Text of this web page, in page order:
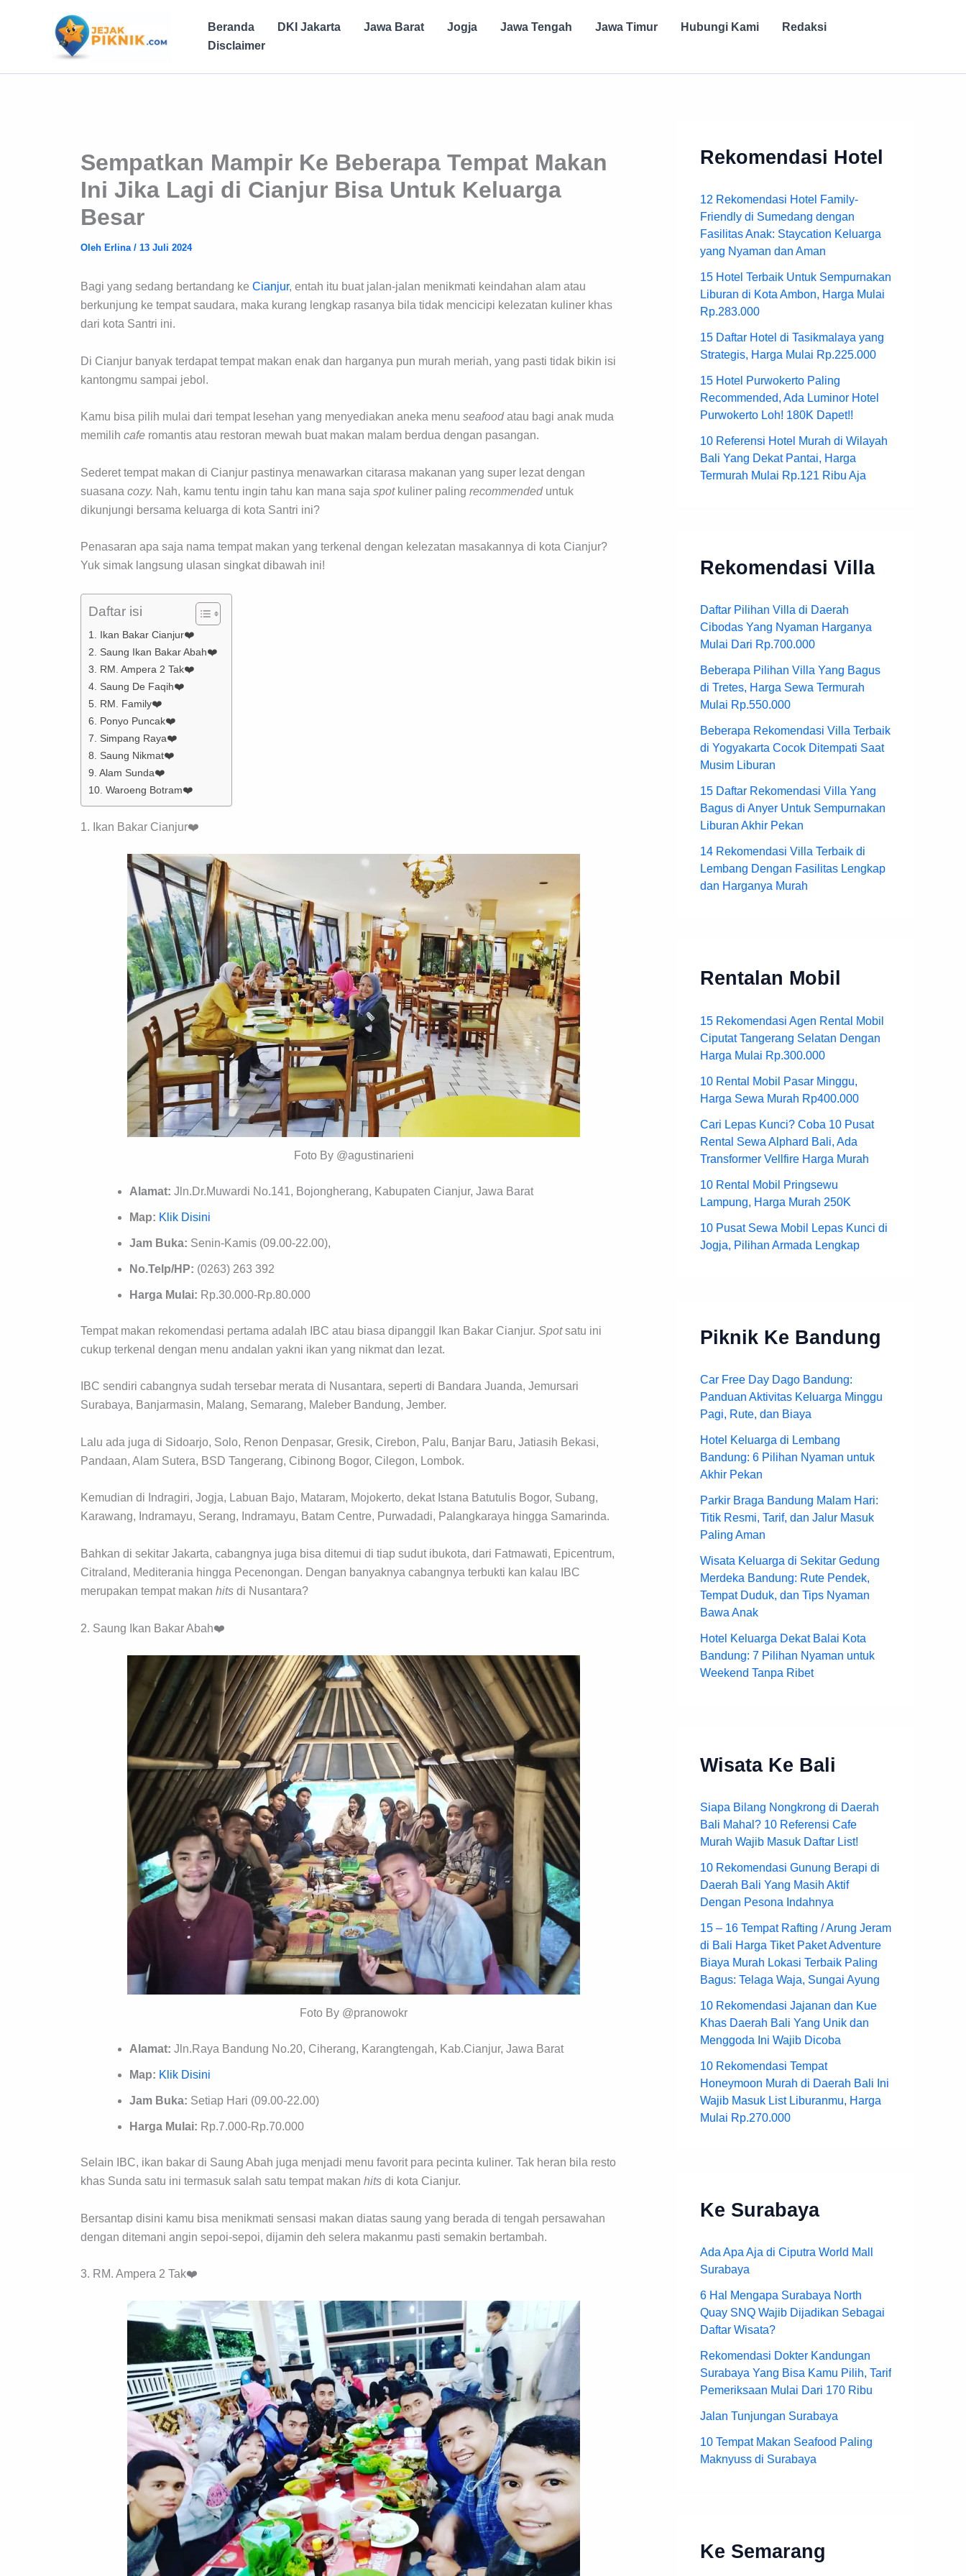
Beranda DKI Jakarta Jawa Barat Jogja Jawa Tengah Jawa Timur Hubungi Kami
Redaksi
Disclaimer
Sempatkan Mampir Ke Beberapa Tempat Makan
Ini Jika Lagi di Cianjur Bisa Untuk Keluarga
Besar
Oleh Erlina / 13 Juli 2024
Bagi yang sedang bertandang ke Cianjur, entah itu buat jalan-jalan menikmati keindahan alam atau
berkunjung ke tempat saudara, maka kurang lengkap rasanya bila tidak mencicipi kelezatan kuliner khas
dari kota Santri ini.
Di Cianjur banyak terdapat tempat makan enak dan harganya pun murah meriah, yang pasti tidak bikin isi
kantongmu sampai jebol.
Kamu bisa pilih mulai dari tempat lesehan yang menyediakan aneka menu seafoodatau bagi anak muda
memilih cafe romantis atau restoran mewah buat makan malam berdua dengan pasangan.
Sederet tempat makan di Cianjur pastinya menawarkan citarasa makanan yang super lezat dengan
suasana cozy. Nah, kamu tentu ingin tahu kan mana saja spotkuliner paling recommendeduntuk
dikunjungi bersama keluarga di kota Santri ini?
Penasaran apa saja nama tempat makan yang terkenal dengan kelezatan masakannya di kota Cianjur?
Yuk simak langsung ulasan singkat dibawah ini!
Daftar isi
1. Ikan Bakar Cianjur❤️
2. Saung Ikan Bakar Abah❤️
3. RM. Ampera 2 Tak❤️
4. Saung De Faqih❤️
5. RM. Family❤️
6. Ponyo Puncak❤️
7. Simpang Raya❤️
8. Saung Nikmat❤️
9. Alam Sunda❤️
10. Waroeng Botram❤️
1. Ikan Bakar Cianjur❤️
Foto By @agustinarieni
Alamat: Jln.Dr.Muwardi No.141, Bojongherang, Kabupaten Cianjur, Jawa Barat
Map: Klik Disini
Jam Buka: Senin-Kamis (09.00-22.00),
No.Telp/HP: (0263) 263 392
Harga Mulai: Rp.30.000-Rp.80.000
Tempat makan rekomendasi pertama adalah IBC atau biasa dipanggil Ikan Bakar Cianjur. Spotsatu ini
cukup terkenal dengan menu andalan yakni ikan yang nikmat dan lezat.
IBC sendiri cabangnya sudah tersebar merata di Nusantara, seperti di Bandara Juanda, Jemursari
Surabaya, Banjarmasin, Malang, Semarang, Maleber Bandung, Jember.
Lalu ada juga di Sidoarjo, Solo, Renon Denpasar, Gresik, Cirebon, Palu, Banjar Baru, Jatiasih Bekasi,
Pandaan, Alam Sutera, BSD Tangerang, Cibinong Bogor, Cilegon, Lombok.
Kemudian di Indragiri, Jogja, Labuan Bajo, Mataram, Mojokerto, dekat Istana Batutulis Bogor, Subang,
Karawang, Indramayu, Serang, Indramayu, Batam Centre, Purwadadi, Palangkaraya hingga Samarinda.
Bahkan di sekitar Jakarta, cabangnya juga bisa ditemui di tiap sudut ibukota, dari Fatmawati, Epicentrum,
Citraland, Mediterania hingga Pecenongan. Dengan banyaknya cabangnya terbukti kan kalau IBC
merupakan tempat makan hits di Nusantara?
2. Saung Ikan Bakar Abah❤️
Foto By @pranowokr
Alamat: Jln.Raya Bandung No.20, Ciherang, Karangtengah, Kab.Cianjur, Jawa Barat
Map: Klik Disini
Jam Buka: Setiap Hari (09.00-22.00)
Harga Mulai: Rp.7.000-Rp.70.000
Selain IBC, ikan bakar di Saung Abah juga menjadi menu favorit para pecinta kuliner. Tak heran bila resto
khas Sunda satu ini termasuk salah satu tempat makan hits di kota Cianjur.
Bersantap disini kamu bisa menikmati sensasi makan diatas saung yang berada di tengah persawahan
dengan ditemani angin sepoi-sepoi, dijamin deh selera makanmu pasti semakin bertambah.
3. RM. Ampera 2 Tak❤️
Rekomendasi Hotel
12 Rekomendasi Hotel Family-
Friendly di Sumedang dengan
Fasilitas Anak: Staycation Keluarga
yang Nyaman dan Aman
15 Hotel Terbaik Untuk Sempurnakan
Liburan di Kota Ambon, Harga Mulai
Rp.283.000
15 Daftar Hotel di Tasikmalaya yang
Strategis, Harga Mulai Rp.225.000
15 Hotel Purwokerto Paling
Recommended, Ada Luminor Hotel
Purwokerto Loh! 180K Dapet!!
10 Referensi Hotel Murah di Wilayah
Bali Yang Dekat Pantai, Harga
Termurah Mulai Rp.121 Ribu Aja
Rekomendasi Villa
Daftar Pilihan Villa di Daerah
Cibodas Yang Nyaman Harganya
Mulai Dari Rp.700.000
Beberapa Pilihan Villa Yang Bagus
di Tretes, Harga Sewa Termurah
Mulai Rp.550.000
Beberapa Rekomendasi Villa Terbaik
di Yogyakarta Cocok Ditempati Saat
Musim Liburan
15 Daftar Rekomendasi Villa Yang
Bagus di Anyer Untuk Sempurnakan
Liburan Akhir Pekan
14 Rekomendasi Villa Terbaik di
Lembang Dengan Fasilitas Lengkap
dan Harganya Murah
Rentalan Mobil
15 Rekomendasi Agen Rental Mobil
Ciputat Tangerang Selatan Dengan
Harga Mulai Rp.300.000
10 Rental Mobil Pasar Minggu,
Harga Sewa Murah Rp400.000
Cari Lepas Kunci? Coba 10 Pusat
Rental Sewa Alphard Bali, Ada
Transformer Vellfire Harga Murah
10 Rental Mobil Pringsewu
Lampung, Harga Murah 250K
10 Pusat Sewa Mobil Lepas Kunci di
Jogja, Pilihan Armada Lengkap
Piknik Ke Bandung
Car Free Day Dago Bandung:
Panduan Aktivitas Keluarga Minggu
Pagi, Rute, dan Biaya
Hotel Keluarga di Lembang
Bandung: 6 Pilihan Nyaman untuk
Akhir Pekan
Parkir Braga Bandung Malam Hari:
Titik Resmi, Tarif, dan Jalur Masuk
Paling Aman
Wisata Keluarga di Sekitar Gedung
Merdeka Bandung: Rute Pendek,
Tempat Duduk, dan Tips Nyaman
Bawa Anak
Hotel Keluarga Dekat Balai Kota
Bandung: 7 Pilihan Nyaman untuk
Weekend Tanpa Ribet
Wisata Ke Bali
Siapa Bilang Nongkrong di Daerah
Bali Mahal? 10 Referensi Cafe
Murah Wajib Masuk Daftar List!
10 Rekomendasi Gunung Berapi di
Daerah Bali Yang Masih Aktif
Dengan Pesona Indahnya
15 – 16 Tempat Rafting / Arung Jeram
di Bali Harga Tiket Paket Adventure
Biaya Murah Lokasi Terbaik Paling
Bagus: Telaga Waja, Sungai Ayung
10 Rekomendasi Jajanan dan Kue
Khas Daerah Bali Yang Unik dan
Menggoda Ini Wajib Dicoba
10 Rekomendasi Tempat
Honeymoon Murah di Daerah Bali Ini
Wajib Masuk List Liburanmu, Harga
Mulai Rp.270.000
Ke Surabaya
Ada Apa Aja di Ciputra World Mall
Surabaya
6 Hal Mengapa Surabaya North
Quay SNQ Wajib Dijadikan Sebagai
Daftar Wisata?
Rekomendasi Dokter Kandungan
Surabaya Yang Bisa Kamu Pilih, Tarif
Pemeriksaan Mulai Dari 170 Ribu
Jalan Tunjungan Surabaya
10 Tempat Makan Seafood Paling
Maknyuss di Surabaya
Ke Semarang